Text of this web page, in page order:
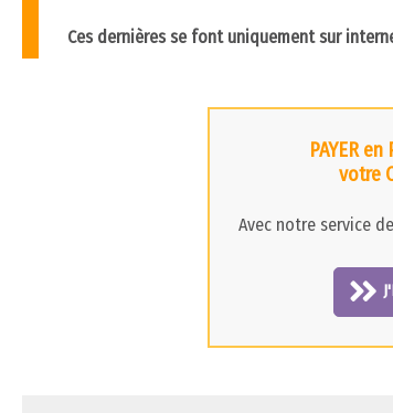
Ces dernières se font uniquement sur
PAYER en
votre
Avec notre service